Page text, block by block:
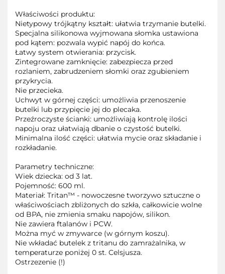
Właściwości produktu:
Nietypowy trójkątny kształt: ułatwia trzymanie butelki.
Specjalna silikonowa wyjmowana słomka ustawiona
pod kątem: pozwala wypić napój do końca.
Łatwy system otwierania: przycisk.
Zintegrowane zamknięcie: zabezpiecza przed
rozlaniem, zabrudzeniem słomki oraz zgubieniem
przykrycia.
Nie przecieka.
Uchwyt w górnej części: umożliwia przenoszenie
butelki lub przypięcie jej do plecaka.
Przeźroczyste ścianki: umożliwiają kontrolę ilości
napoju oraz ułatwiają dbanie o czystość butelki.
Minimalna ilość części: ułatwia mycie oraz składanie i
rozkładanie.
Parametry techniczne:
Wiek dziecka: od 3 lat.
Pojemność: 600 ml.
Materiał: Tritan™ - nowoczesne tworzywo sztuczne o
właściwościach zbliżonych do szkła, całkowicie wolne
od BPA, nie zmienia smaku napojów, silikon.
Nie zawiera ftalanów i PCW.
Można myć w zmywarce (w górnym koszu).
Nie wkładać butelek z tritanu do zamrażalnika, w
temperaturze poniżej 0 st. Celsjusza.
Ostrzezenie (!)